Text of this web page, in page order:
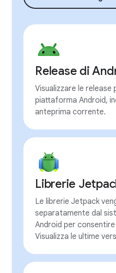
Release di
Visualizzare le release
piattaforma Android,
anteprima corrente.
Librerie
Le librerie Jetpack
separatamente dal
Android per
Visualizza le ultime